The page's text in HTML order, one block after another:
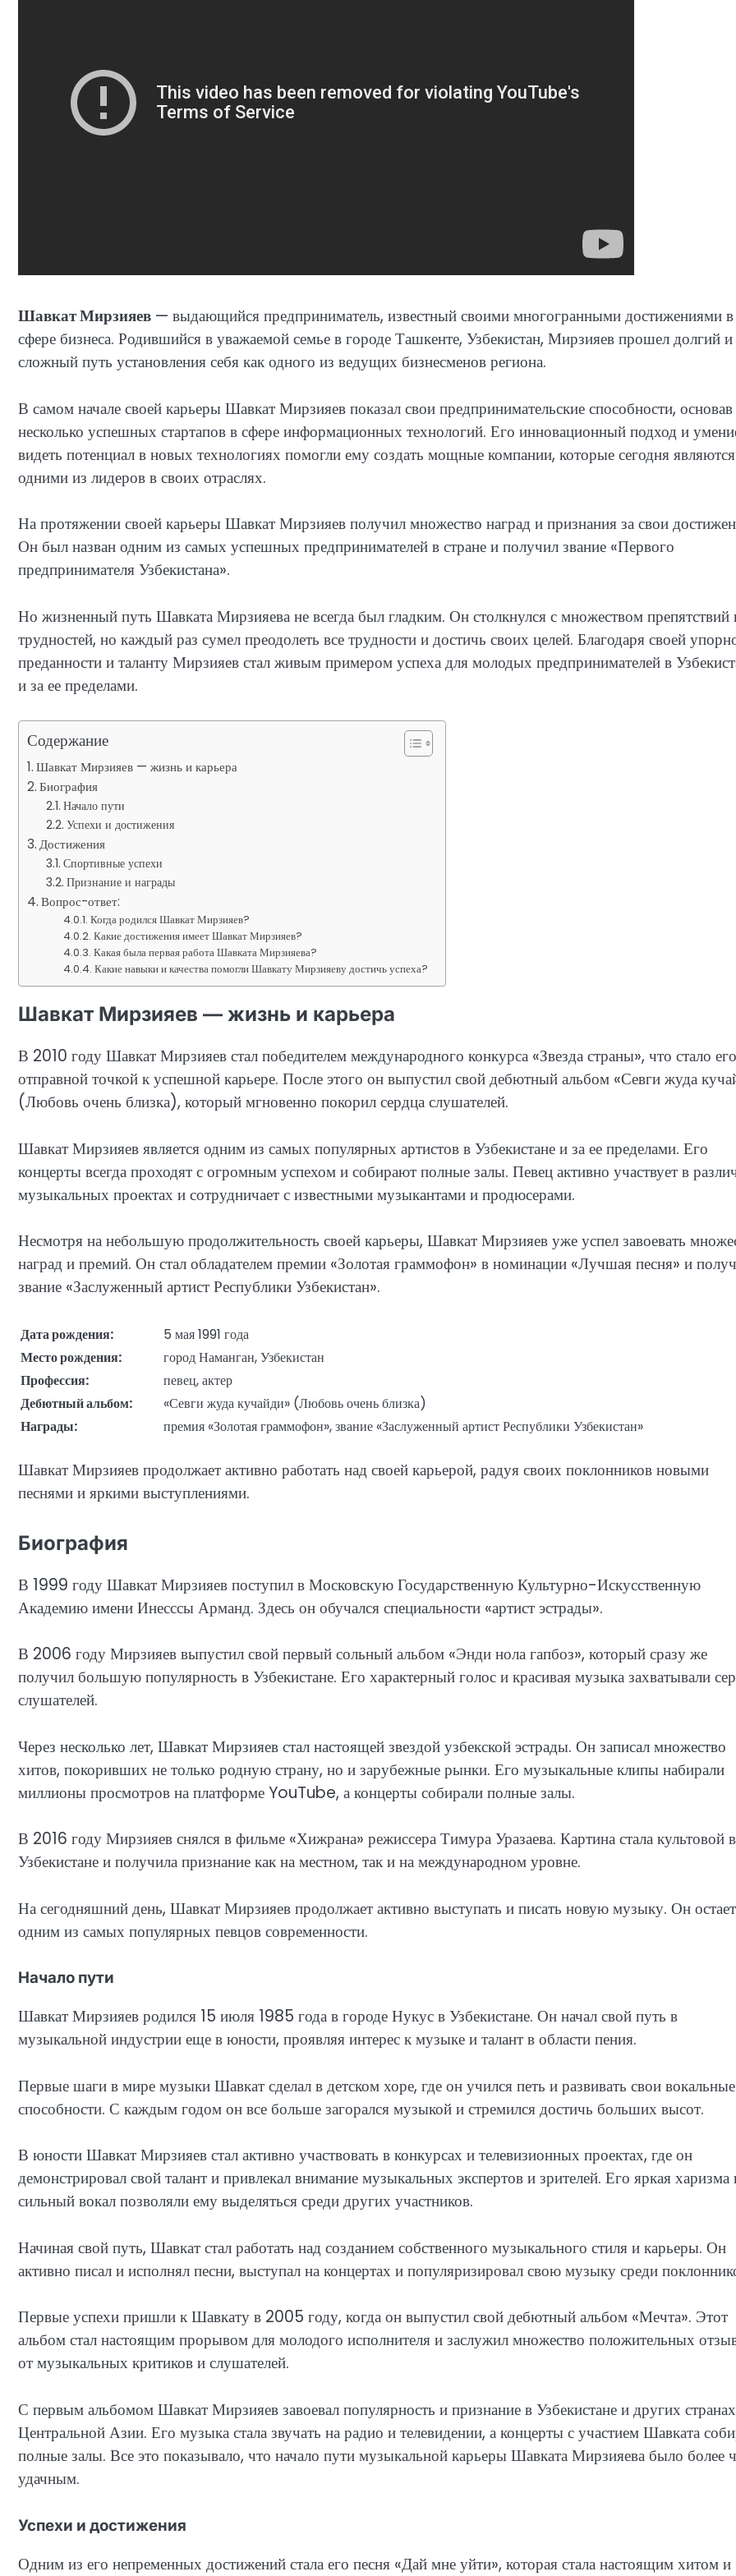
Шавкат Мирзияев — выдающийся предприниматель, известный своими многогранными достижениями в
сфере бизнеса. Родившийся в уважаемой семье в городе Ташкенте, Узбекистан, Мирзияев прошел долгий и
сложный путь установления себя как одного из ведущих бизнесменов региона.
В самом начале своей карьеры Шавкат Мирзияев показал свои предпринимательские способности, основав
несколько успешных стартапов в сфере информационных технологий. Его инновационный подход и
видеть потенциал в новых технологиях помогли ему создать мощные компании, которые сегодня являются
одними из лидеров в своих отраслях.
На протяжении своей карьеры Шавкат Мирзияев получил множество наград и признания за свои
Он был назван одним из самых успешных предпринимателей в стране и получил звание «Первого
предпринимателя Узбекистана».
Но жизненный путь Шавката Мирзияева не всегда был гладким. Он столкнулся с множеством препятствий
трудностей, но каждый раз сумел преодолеть все трудности и достичь своих целей. Благодаря своей
преданности и таланту Мирзияев стал живым примером успеха для молодых предпринимателей в
и за ее пределами.
Содержание
Шавкат Мирзияев — жизнь и карьера
Биография
Начало пути
Успехи и достижения
Достижения
Спортивные успехи
Признание и награды
Вопрос-ответ:
Когда родился Шавкат Мирзияев?
Какие достижения имеет Шавкат Мирзияев?
Какая была первая работа Шавката Мирзияева?
Какие навыки и качества помогли Шавкату Мирзияеву достичь успеха?
Шавкат Мирзияев — жизнь и карьера
В 2010 году Шавкат Мирзияев стал победителем международного конкурса «Звезда страны», что стало его
отправной точкой к успешной карьере. После этого он выпустил свой дебютный альбом «Севги жуда
(Любовь очень близка), который мгновенно покорил сердца слушателей.
Шавкат Мирзияев является одним из самых популярных артистов в Узбекистане и за ее пределами. Его
концерты всегда проходят с огромным успехом и собирают полные залы. Певец активно участвует в
музыкальных проектах и сотрудничает с известными музыкантами и продюсерами.
Несмотря на небольшую продолжительность своей карьеры, Шавкат Мирзияев уже успел завоевать
наград и премий. Он стал обладателем премии «Золотая граммофон» в номинации «Лучшая песня» и
звание «Заслуженный артист Республики Узбекистан».
Дата рождения:
5 мая 1991 года
Место рождения:
город Наманган, Узбекистан
Профессия:
певец, актер
Дебютный альбом:
«Севги жуда кучайди» (Любовь очень близка)
Награды:
премия «Золотая граммофон», звание «Заслуженный артист Республики Узбекистан»
Шавкат Мирзияев продолжает активно работать над своей карьерой, радуя своих поклонников новыми
песнями и яркими выступлениями.
Биография
В 1999 году Шавкат Мирзияев поступил в Московскую Государственную Культурно-Искусственную
Академию имени Инесссы Арманд. Здесь он обучался специальности «артист эстрады».
В 2006 году Мирзияев выпустил свой первый сольный альбом «Энди нола гапбоз», который сразу же
получил большую популярность в Узбекистане. Его характерный голос и красивая музыка захватывали
слушателей.
Через несколько лет, Шавкат Мирзияев стал настоящей звездой узбекской эстрады. Он записал множество
хитов, покоривших не только родную страну, но и зарубежные рынки. Его музыкальные клипы набирали
миллионы просмотров на платформе YouTube, а концерты собирали полные залы.
В 2016 году Мирзияев снялся в фильме «Хижрана» режиссера Тимура Уразаева. Картина стала культовой в
Узбекистане и получила признание как на местном, так и на международном уровне.
На сегодняшний день, Шавкат Мирзияев продолжает активно выступать и писать новую музыку. Он
одним из самых популярных певцов современности.
Начало пути
Шавкат Мирзияев родился 15 июля 1985 года в городе Нукус в Узбекистане. Он начал свой путь в
музыкальной индустрии еще в юности, проявляя интерес к музыке и талант в области пения.
Первые шаги в мире музыки Шавкат сделал в детском хоре, где он учился петь и развивать свои вокальные
способности. С каждым годом он все больше загорался музыкой и стремился достичь больших высот.
В юности Шавкат Мирзияев стал активно участвовать в конкурсах и телевизионных проектах, где он
демонстрировал свой талант и привлекал внимание музыкальных экспертов и зрителей. Его яркая харизма
сильный вокал позволяли ему выделяться среди других участников.
Начиная свой путь, Шавкат стал работать над созданием собственного музыкального стиля и карьеры. Он
активно писал и исполнял песни, выступал на концертах и популяризировал свою музыку среди
Первые успехи пришли к Шавкату в 2005 году, когда он выпустил свой дебютный альбом «Мечта». Этот
альбом стал настоящим прорывом для молодого исполнителя и заслужил множество положительных
от музыкальных критиков и слушателей.
С первым альбомом Шавкат Мирзияев завоевал популярность и признание в Узбекистане и других странах
Центральной Азии. Его музыка стала звучать на радио и телевидении, а концерты с участием Шавката
полные залы. Все это показывало, что начало пути музыкальной карьеры Шавката Мирзияева было более
удачным.
Успехи и достижения
Одним из его непременных достижений стала его песня «Дай мне уйти», которая стала настоящим хитом и